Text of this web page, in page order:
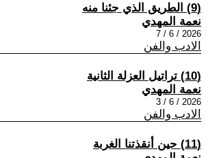
(9) الطريق الذي جئنا منه
نعمة المهدي
2026 / 6 / 7
الادب والفن
(10) تراتيل العزلة الثانية
نعمة المهدي
2026 / 6 / 3
الادب والفن
(11) حين أنقذتنا الغربة